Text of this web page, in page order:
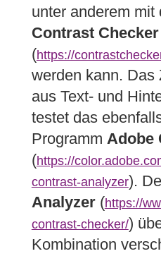
unter anderem mit
Contrast Checker
(https://
werden kann. Das
aus Text- und
testet das
Programm Adobe
(https://
contrast-analyzer).
Analyzer(https://
contrast-checker/)
Kombination